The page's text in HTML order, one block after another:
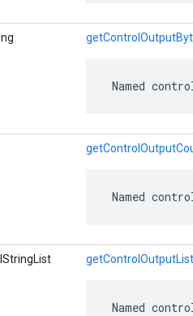
Named
Named
getControlOutputList
Named